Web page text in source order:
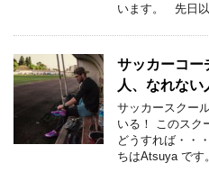
います。 先日
サッカーコー
人、なれない
サッカースクー
いる！ このスク
どうすれば・・
ちはAtsuya で